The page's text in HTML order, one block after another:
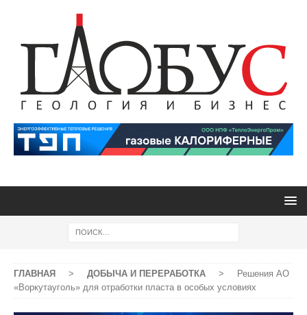
ГЛАВНАЯ > ДОБЫЧА И ПЕРЕРАБОТКА >
Решения АО
«Воркутауголь» для отработки пласта в особых условиях